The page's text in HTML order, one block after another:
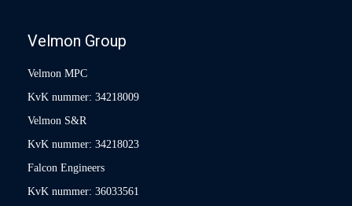
Velmon Group
Velmon MPC
KvK nummer: 34218009
Velmon S&R
KvK nummer: 34218023
Falcon Engineers
KvK nummer: 36033561